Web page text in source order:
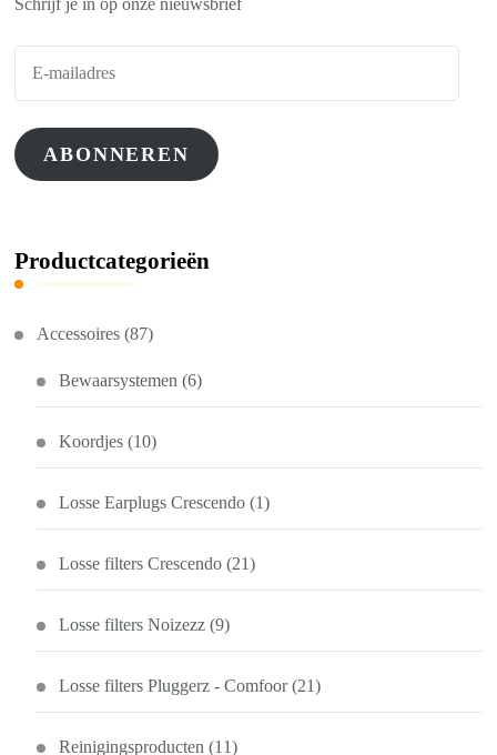
Schrijf je in op onze nieuwsbrief
ABONNEREN
Productcategorieën
Accessoires (87)
Bewaarsystemen (6)
Koordjes (10)
Losse Earplugs Crescendo (1)
Losse filters Crescendo (21)
Losse filters Noizezz (9)
Losse filters Pluggerz - Comfoor (21)
Reinigingsproducten (11)